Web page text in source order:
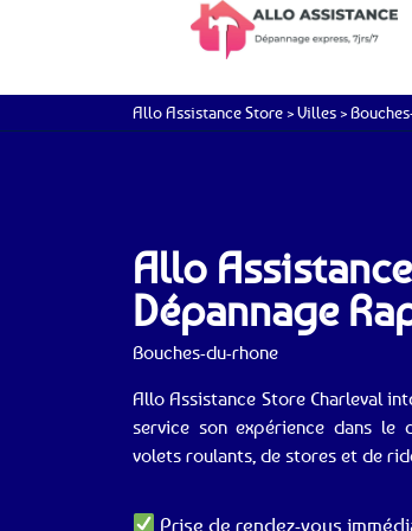
Allo Assistance Store >Villes >
Allo
Dépannage
Bouches-du-rhone
Allo Assistance Store Charleval
service son expérience dans le
volets roulants, de stores et de
Prise de rendez-vous